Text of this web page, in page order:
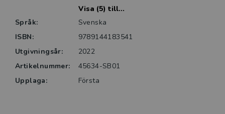
Visa (5) till...
Språk:
Svenska
ISBN:
9789144183541
Utgivningsår:
2022
Artikelnummer:
45634-SB01
Upplaga:
Första